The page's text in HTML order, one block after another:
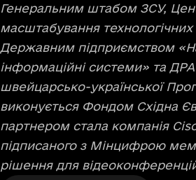
Генеральним штабом ЗСУ,
масштабування
Державним підприємством
інформаційні системи» та
швейцарсько-української
виконується Фондом Східна
партнером стала компанія
підписаного з Мінцифрою
рішення для